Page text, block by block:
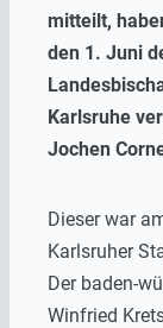
mitteilt,
den 1. Juni
Karlsruhe
Jochen
Dieser war
Karlsruher
Der baden-
Winfried